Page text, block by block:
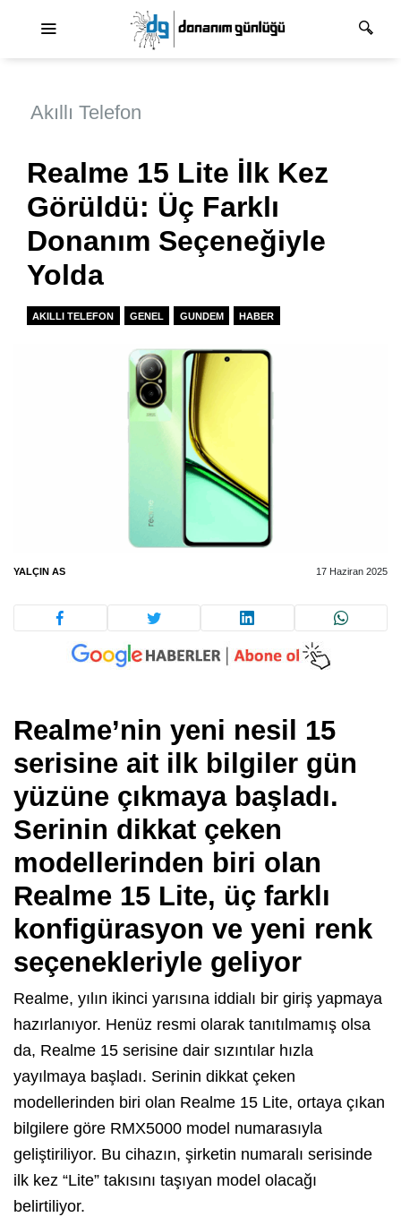
Akıllı Telefon
Realme 15 Lite İlk Kez
Görüldü: Üç Farklı
Donanım Seçeneğiyle
Yolda
AKILLI TELEFON GENEL GUNDEM HABER
YALÇIN AS 17 Haziran 2025
Realme’nin yeni nesil 15
serisine ait ilk bilgiler gün
yüzüne çıkmaya başladı.
Serinin dikkat çeken
modellerinden biri olan
Realme 15 Lite, üç farklı
konfigürasyon ve yeni renk
seçenekleriyle geliyor
Realme, yılın ikinci yarısına iddialı bir giriş yapmaya
hazırlanıyor. Henüz resmi olarak tanıtılmamış olsa
da, Realme 15 serisine dair sızıntılar hızla
yayılmaya başladı. Serinin dikkat çeken
modellerinden biri olan Realme 15 Lite, ortaya çıkan
bilgilere göre RMX5000 model numarasıyla
geliştiriliyor. Bu cihazın, şirketin numaralı serisinde
ilk kez “Lite” takısını taşıyan model olacağı
belirtiliyor.